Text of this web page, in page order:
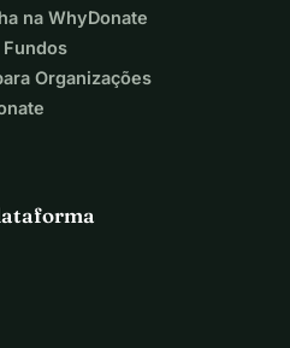
na WhyDonate
Organizações